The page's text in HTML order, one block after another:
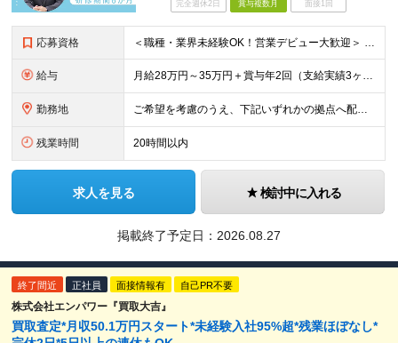
完全週休2日 賞与複数月 面接1回
応募資格 ＜職種・業界未経験OK！営業デビュー大歓迎＞ ◆要普通自動車免許（AT限定可） ◆学歴不問 ＼当てはまる方、ぜひご応募ください！／ □人と話すことや、人の役に立つことが好き □未経験から営業として成
給与 月給28万円～35万円＋賞与年2回（支給実績3ヶ月分） ※経験・年齢・能力を考慮の上、当社規定により決定します。 ※上記月給には固定残業代(25時間分／47,314円～)
勤務地 ご希望を考慮のうえ、下記いずれかの拠点へ配属します。 ※自動車通勤可能（要相談） 【東北エリア】 仙台支店、盛岡支店、福島支店 【関東エリア】 東京本社、東京支店、埼玉支店、千葉支店、群馬支店、東
残業時間 20時間以内
求人を見る 検討中に入れる
掲載終了予定日： 2026.08.27
終了間近 正社員 面接情報有 自己PR不要
株式会社エンパワー『買取大吉』
買取査定*月収50.1万円スタート*未経験入社95%超*残業ほぼなし*